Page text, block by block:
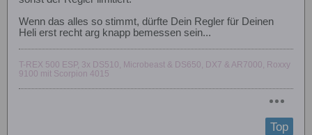
Wenn das alles so stimmt, dürfte Dein Regler für Deinen
Heli erst recht arg knapp bemessen sein...
T-REX 500 ESP, 3x DS510, Microbeast & DS650, DX7 & AR7000, Roxxy
9100 mit Scorpion 4015
Top